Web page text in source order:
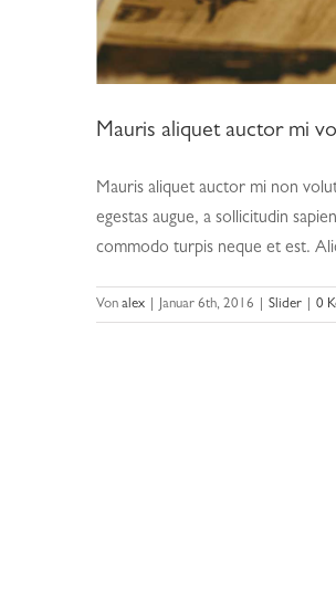
Mauris aliquet auctor mi
Mauris aliquet auctor mi non
egestas augue, a sollicitudin
commodo turpis neque et est.
Von alex Januar 6th, 2016 Slider 0